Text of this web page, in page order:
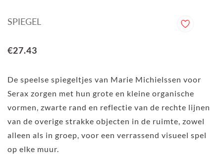
SPIEGEL
€27.43
De speelse spiegeltjes van Marie Michielssen voor
Serax zorgen met hun grote en kleine organische
vormen, zwarte rand en reflectie van de rechte lijnen
van de overige strakke objecten in de ruimte, zowel
alleen als in groep, voor een verrassend visueel spel
op elke muur.